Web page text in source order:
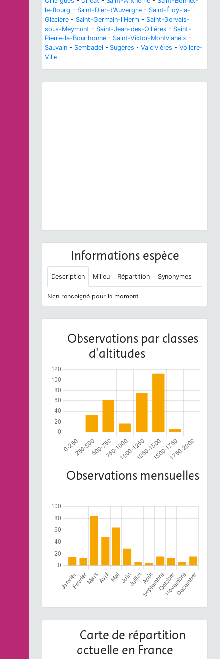
le-Bourg - Saint-Dier-d'Auvergne - Saint-Éloy-la-
Glacière - Saint-Germain-l'Herm - Saint-Gervais-
sous-Meymont - Saint-Jean-des-Ollières - Saint-
Pierre-la-Bourlhonne - Saint-Victor-Montvianeix -
Sauvain - Sembadel - Sugères - Valcivières - Vollore-
Ville
Informations espèce
Description Milieu Répartition Synonymes
Non renseigné pour le moment
Observations par classes
d'altitudes
Observations mensuelles
Carte de répartition
actuelle en France